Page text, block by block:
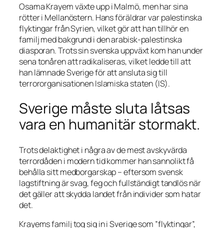
Osama Krayem växte upp i Malmö, men har sina
rötter i Mellanöstern. Hans föräldrar var palestinska
flyktingar från Syrien, vilket gör att han tillhör en
familj med bakgrund i den arabisk-palestinska
diasporan. Trots sin svenska uppväxt kom han under
sena tonåren att radikaliseras, vilket ledde till att
han lämnade Sverige för att ansluta sig till
terrororganisationen Islamiska staten (IS).
Sverige måste sluta låtsas
vara en humanitär stormakt.
Trots delaktighet i några av de mest avskyvärda
terrordåden i modern tid kommer han sannolikt få
behålla sitt medborgarskap – eftersom svensk
lagstiftning är svag, feg och fullständigt tandlös när
det gäller att skydda landet från individer som hatar
det.
Krayems familj tog sig in i Sverige som ”flyktingar”,